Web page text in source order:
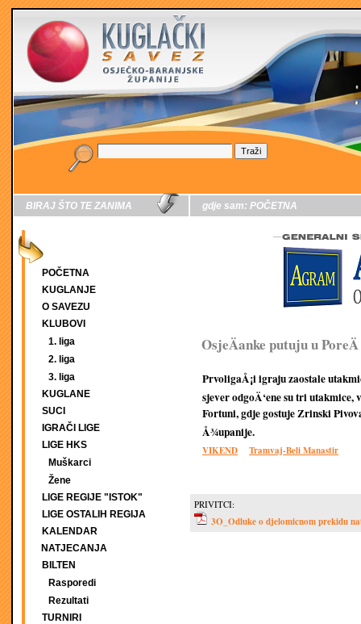
BIRAJ ŠTO TE ZANIMA
POČETNA
KUGLANJE
O SAVEZU
KLUBOVI
1. liga
2. liga
3. liga
KUGLANE
SUCI
IGRAČI LIGE
LIGE HKS
Muškarci
Žene
LIGE REGIJE "ISTOK"
LIGE OSTALIH REGIJA
KALENDAR
NATJECANJA
BILTEN
Rasporedi
Rezultati
TURNIRI
gdje sam: POČETNA
OsjeÄanke putuju u PoreÄ
PrvoligaÅ¡i igraju zaostale
sjever odgoÄ‘ene su tri
Fortuni, gdje gostuje Zrinski
Å¾upanije.
VIKEND Tramvaj-Beli Manastir
PRIVITCI:
3O_Odluke o djelomicnom prekidu